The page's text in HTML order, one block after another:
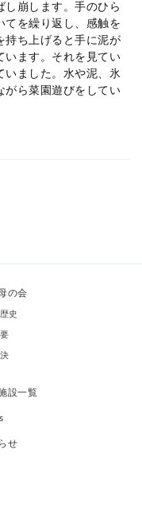
し崩します。手のひら
てを繰り返し、感触を
持ち上げると手に泥が
います。それを見てい
ました。 水や泥、氷
がら菜園遊びをしてい
の会
史
設一覧
せ